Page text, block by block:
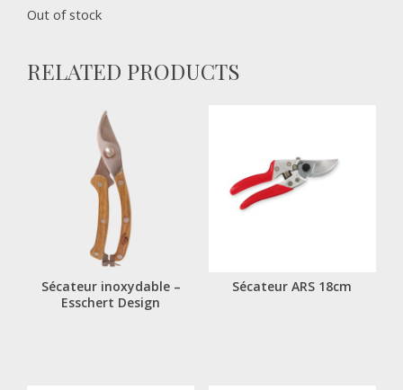
Out of stock
RELATED PRODUCTS
Sécateur inoxydable –
Esschert Design
Sécateur ARS 18cm